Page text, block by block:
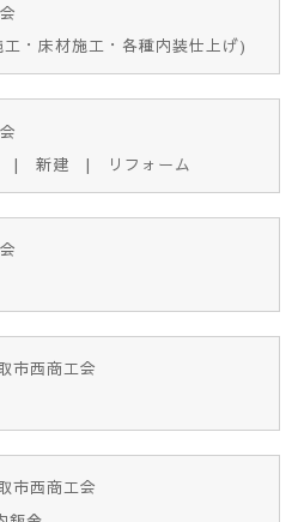
・床材施工・各種内装仕上げ)
| 新建 | リフォーム
市西商工会
市西商工会